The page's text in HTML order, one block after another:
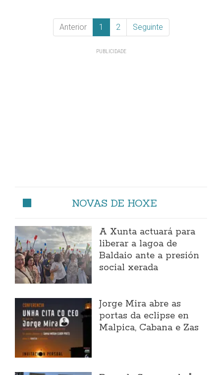
Anterior 1 2 Seguinte
NOVAS DE HOXE
A Xunta actuará para
liberar a lagoa de
Baldaio ante a presión
social xerada
Jorge Mira abre as
portas da eclipse en
Malpica, Cabana e Zas